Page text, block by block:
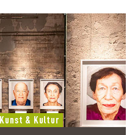
Kunst & Kultur